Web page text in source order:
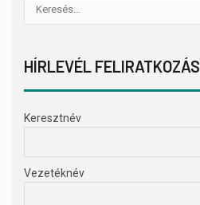
HÍRLEVÉL FELIRATKOZÁS
Keresztnév
Vezetéknév